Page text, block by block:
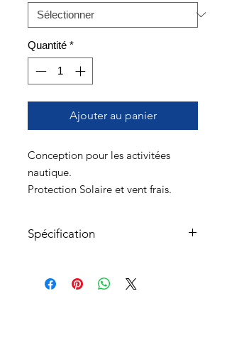
Quantité *
Ajouter au panier
Conception pour les activitées
nautique.
Protection Solaire et vent frais.
Spécification